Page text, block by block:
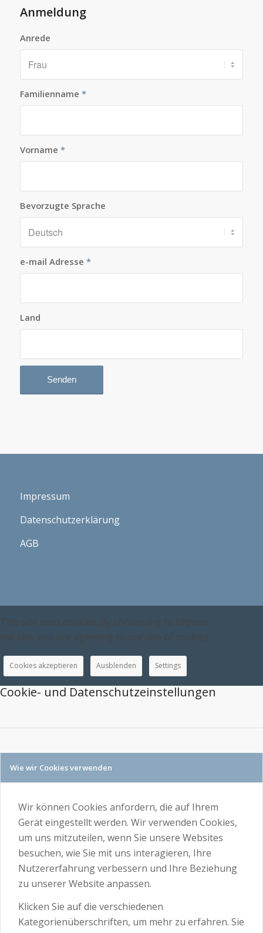
Anmeldung
Anrede
Familienname *
Vorname *
Bevorzugte Sprache
e-mail Adresse *
Land
Impressum
Datenschutzerklärung
AGB
This site uses cookies. By continuing to browse
the site, you are agreeing to our use of cookies.
Cookies akzeptieren Ausblenden Settings
Cookie- und Datenschutzeinstellungen
Wie wir Cookies verwenden
Wir können Cookies anfordern, die auf Ihrem
Gerät eingestellt werden. Wir verwenden Cookies,
um uns mitzuteilen, wenn Sie unsere Websites
besuchen, wie Sie mit uns interagieren, Ihre
Nutzererfahrung verbessern und Ihre Beziehung
zu unserer Website anpassen.
Klicken Sie auf die verschiedenen
Kategorienüberschriften, um mehr zu erfahren. Sie